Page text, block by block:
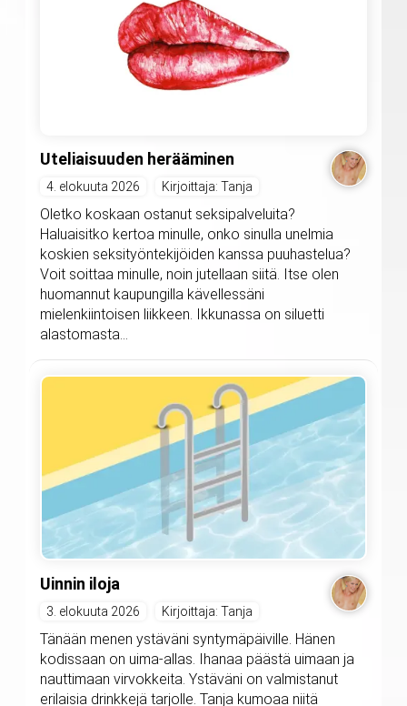
Uteliaisuuden herääminen
4. elokuuta 2026 Kirjoittaja: Tanja
Oletko koskaan ostanut seksipalveluita?
Haluaisitko kertoa minulle, onko sinulla unelmia
koskien seksityöntekijöiden kanssa puuhastelua?
Voit soittaa minulle, noin jutellaan siitä. Itse olen
huomannut kaupungilla kävellessäni
mielenkiintoisen liikkeen. Ikkunassa on siluetti
alastomasta...
Uinnin iloja
3. elokuuta 2026 Kirjoittaja: Tanja
Tänään menen ystäväni syntymäpäiville. Hänen
kodissaan on uima-allas. Ihanaa päästä uimaan ja
nauttimaan virvokkeita. Ystäväni on valmistanut
erilaisia drinkkejä tarjolle. Tanja kumoaa niitä